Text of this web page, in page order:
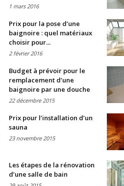
1 mars 2016
Prix pour la pose d’une
baignoire : quel matériaux
choisir pour...
2 février 2016
Budget à prévoir pour le
remplacement d’une
baignoire par une douche
22 décembre 2015
Prix pour l’installation d’un
sauna
23 novembre 2015
Les étapes de la rénovation
d’une salle de bain